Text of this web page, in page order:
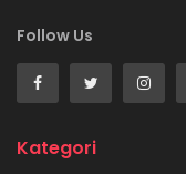
Follow Us
Kategori